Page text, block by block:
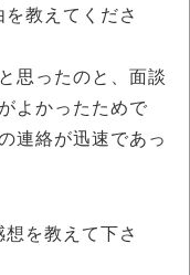
教えてくださ
思ったのと、面談
よかったためで
連絡が迅速であっ
を教えて下さ